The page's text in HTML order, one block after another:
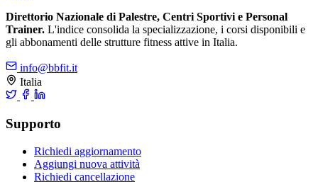
Direttorio Nazionale di Palestre, Centri Sportivi e Personal
Trainer. L'indice consolida la specializzazione, i corsi disponibili e
gli abbonamenti delle strutture fitness attive in Italia.
info@bbfit.it
Italia
Supporto
Richiedi aggiornamento
Aggiungi nuova attività
Richiedi cancellazione